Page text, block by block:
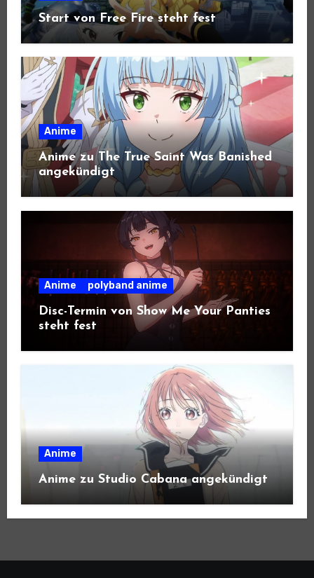
Start von Free Fire steht fest
Anime
Anime zu The True Saint Was Banished
angekündigt
Anime polyband anime
Disc-Termin von Show Me Your Panties
steht fest
Anime
Anime zu Studio Cabana angekündigt